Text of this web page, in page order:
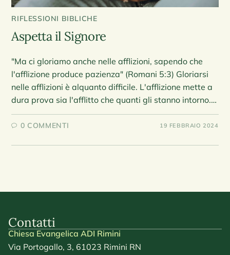
RIFLESSIONI BIBLICHE
Aspetta il Signore
"Ma ci gloriamo anche nelle afflizioni, sapendo che
l'afflizione produce pazienza" (Romani 5:3) Gloriarsi
nelle afflizioni è alquanto difficile. L'afflizione mette a
dura prova sia l'afflitto che quanti gli stanno intorno.…
0 COMMENTI 19 FEBBRAIO 2024
Contatti
Chiesa Evangelica ADI Rimini
Via Portogallo, 3, 61023 Rimini RN